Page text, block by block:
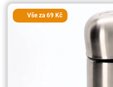
Vše za 69 Kč